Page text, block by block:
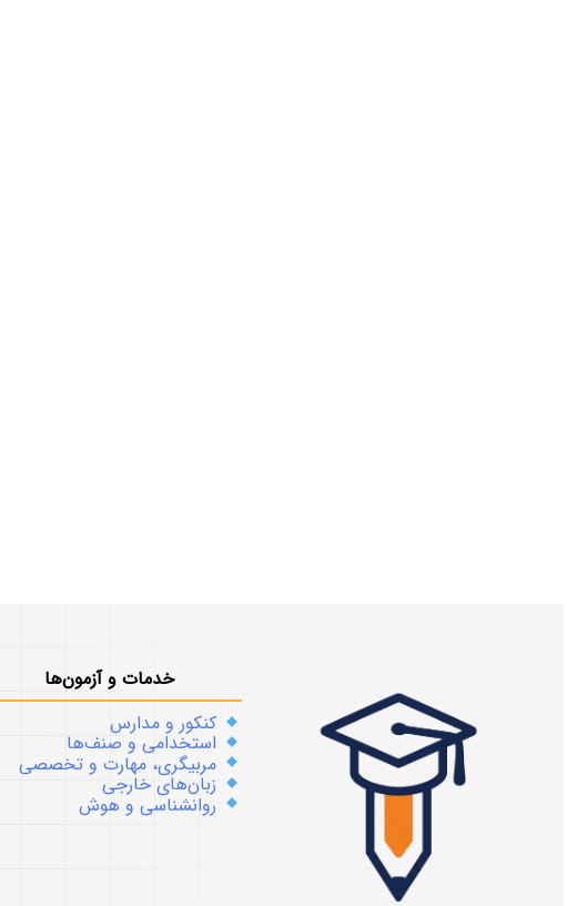
خدمات و آزمون‌ها
کنکور و مدارس
استخدامی و صنف‌ها
مربیگری، مهارت و تخصصی
زبان‌های خارجی
روانشناسی و هوش